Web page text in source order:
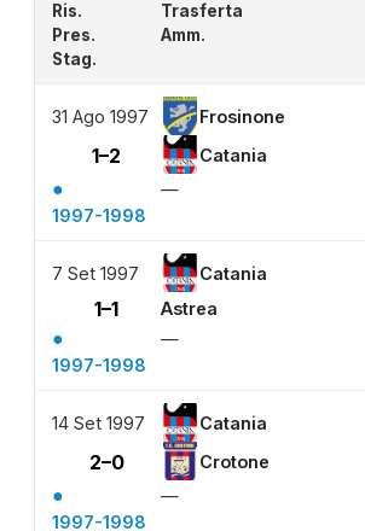
Ris.
Trasferta
Pres.
Amm.
Stag.
31 Ago 1997 Frosinone
1–2 Catania
●
—
1997-1998
7 Set 1997 Catania
1–1 Astrea
●
—
1997-1998
14 Set 1997 Catania
2–0 Crotone
●
—
1997-1998